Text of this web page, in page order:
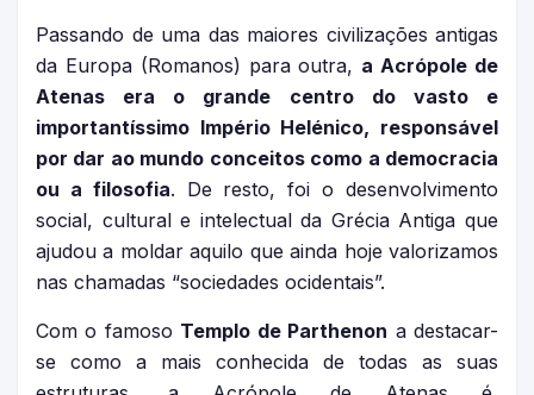
Passando de uma das maiores civilizações antigas
da Europa (Romanos) para outra, a Acrópole de
Atenas era o grande centro do vasto e
importantíssimo Império Helénico, responsável
por dar ao mundo conceitos como a democracia
ou a filosofia. De resto, foi o desenvolvimento
social, cultural e intelectual da Grécia Antiga que
ajudou a moldar aquilo que ainda hoje valorizamos
nas chamadas “sociedades ocidentais”.
Com o famoso Templo de Parthenon a destacar-
se como a mais conhecida de todas as suas